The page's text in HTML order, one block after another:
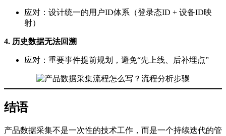
应对：设计统一的用户ID体系（登录态ID + 设备ID映
射）
4. 历史数据无法回溯
应对：重要事件提前规划，避免“先上线、后补埋点”
结语
产品数据采集不是一次性的技术工作，而是一个持续迭代的管